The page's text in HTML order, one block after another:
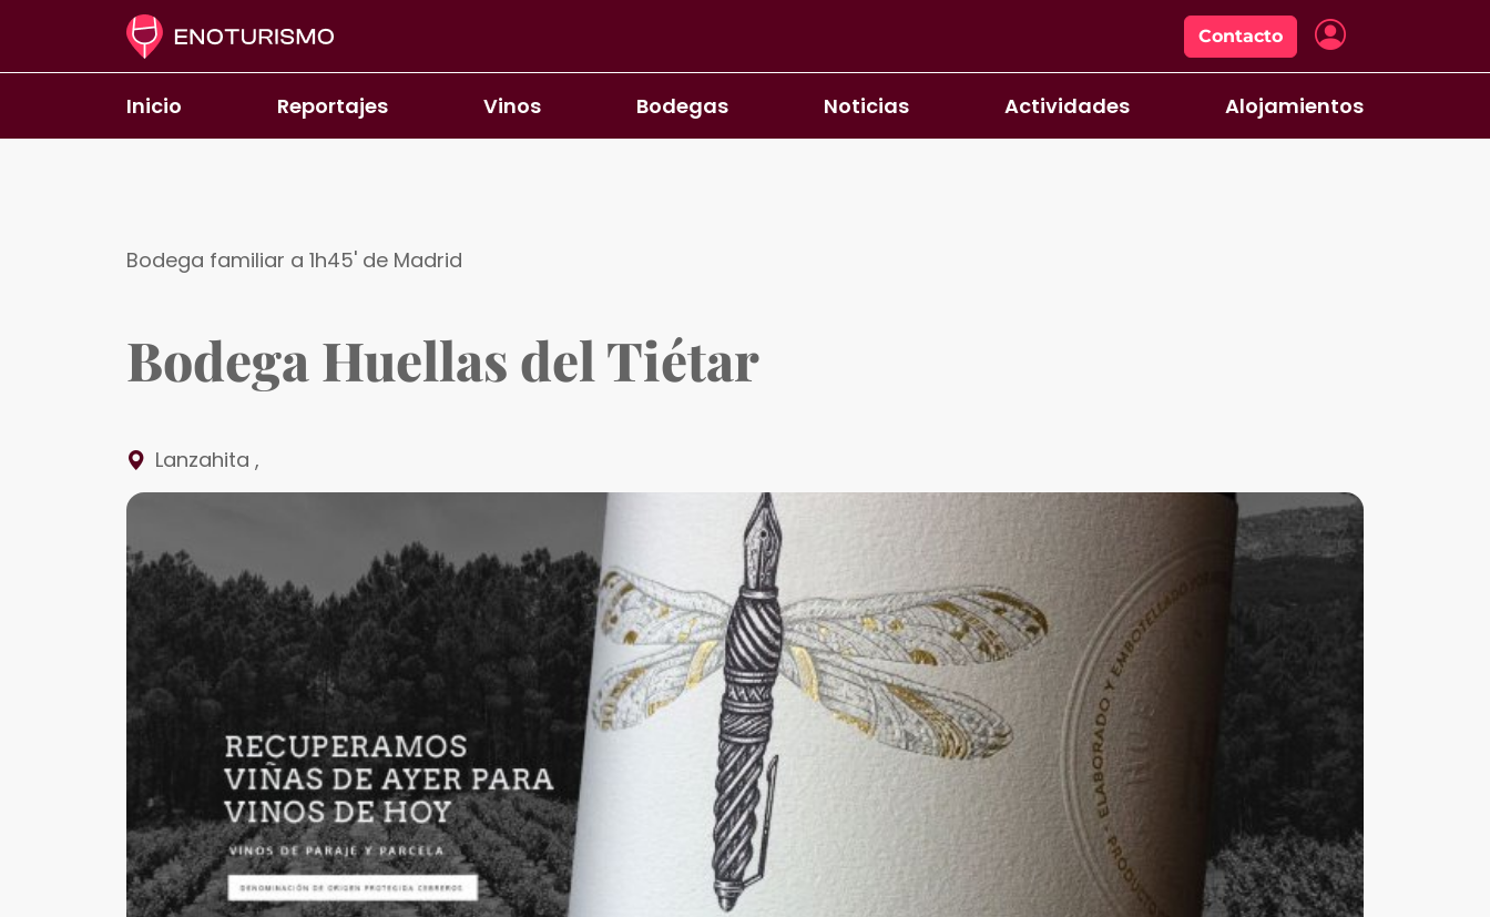
Pasar al contenido principal
Contacto
Inicio Reportajes Vinos Bodegas Noticias Actividades Alojamientos
Bodega familiar a 1h45' de Madrid
Bodega Huellas del Tiétar
Lanzahita ,